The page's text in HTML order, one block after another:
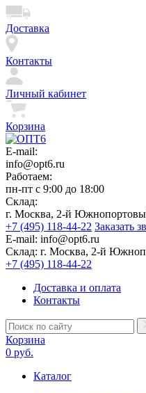
Доставка
Контакты
Личный кабинет
Корзина
E-mail:
info@opt6.ru
Работаем:
пн-пт с 9:00 до 18:00
Склад:
г. Москва, 2-й
+7 (495) 118-44-22 Заказать
E-mail: info@opt6.ru
Склад: г. Москва, 2-й
+7 (495) 118-44-22
Доставка и оплата
Контакты
Корзина
0 руб.
Каталог